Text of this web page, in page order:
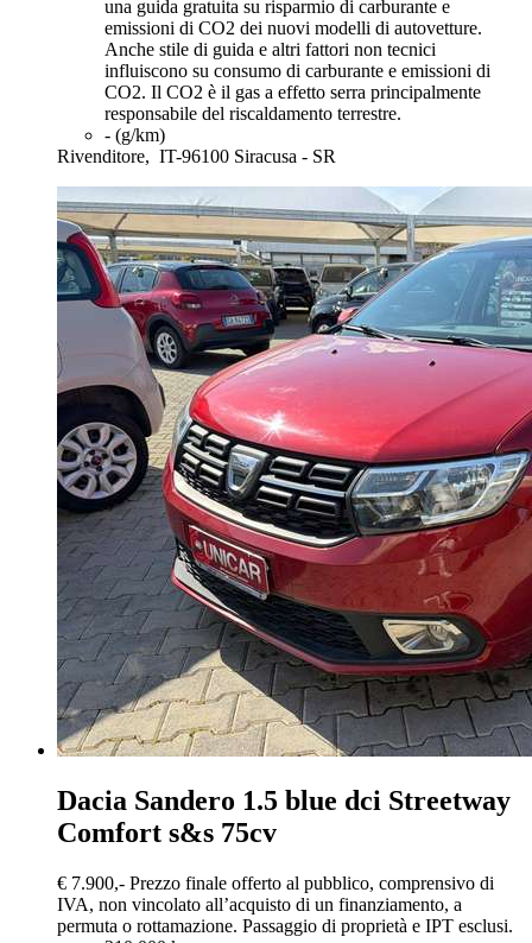
una guida gratuita su risparmio di carburante e
emissioni di CO2 dei nuovi modelli di autovetture.
Anche stile di guida e altri fattori non tecnici
influiscono su consumo di carburante e emissioni di
CO2. Il CO2 è il gas a effetto serra principalmente
responsabile del riscaldamento terrestre.
- (g/km)
Rivenditore, IT-96100 Siracusa - SR
Dacia Sandero 1.5 blue dci Streetway
Comfort s&s 75cv
€ 7.900,- Prezzo finale offerto al pubblico, comprensivo di
IVA, non vincolato all’acquisto di un finanziamento, a
permuta o rottamazione. Passaggio di proprietà e IPT esclusi.